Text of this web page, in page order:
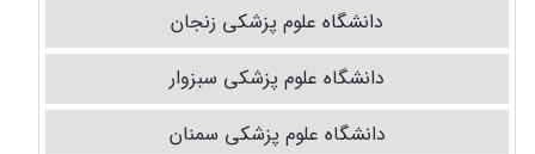
دانشگاه علوم پزشکی زنجان
دانشگاه علوم پزشکی سبزوار
دانشگاه علوم پزشکی سمنان